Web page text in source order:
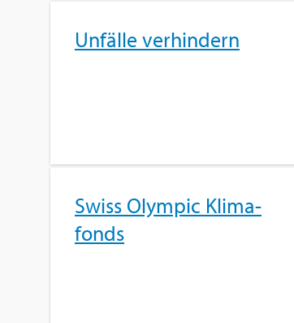
Un­fäl­le ver­hin­dern
Swiss Olym­pic Kli­ma­
fonds